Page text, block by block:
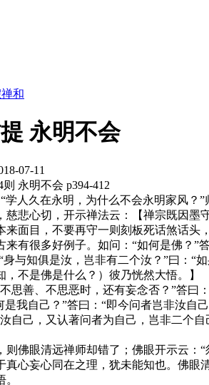
和
永明不会
07-11
永明不会 p394-412
久在永明，为什么不会永明家风？”
心切，开示禅法云：【禅宗既因墨
来面目，不要再守一则刻板死话煞话
有很多好例子。如问：“如何是佛？”
身与知俱是汝，岂非有二个汝？”曰：
不是佛是什么？）彼乃恍然大悟。】
善、不思恶时，还有妄念否？”答曰：
我自己？”答曰：“即今问者岂非汝自
自己，又认著问者为自己，岂非二个
眼清远禅师却错了；佛眼开示云：“
心妄心同在之理，犹未能知也。佛